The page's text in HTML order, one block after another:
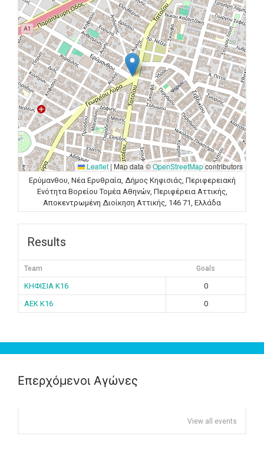
Leaflet | Map data ©OpenStreetMapcontributors
Ερύμανθου, Νέα Ερυθραία, Δήμος Κηφισιάς, Περιφερειακή
Ενότητα Βορείου Τομέα Αθηνών, Περιφέρεια Αττικής,
Αποκεντρωμένη Διοίκηση Αττικής, 146 71, Ελλάδα
Results
Team Goals
ΚΗΦΙΣΙΑ K16
0
ΑΕΚ K16
0
Επερχόμενοι Αγώνες
View all events